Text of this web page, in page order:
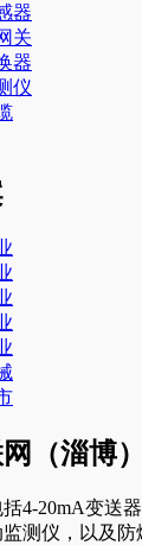
器
关
器
仪
（淄博
4-20mA变送
测仪，以及